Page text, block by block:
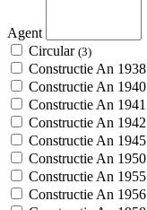
Agent
Circular (3)
Constructie An 1938
Constructie An 1940
Constructie An 1941
Constructie An 1942
Constructie An 1945
Constructie An 1950
Constructie An 1955
Constructie An 1956